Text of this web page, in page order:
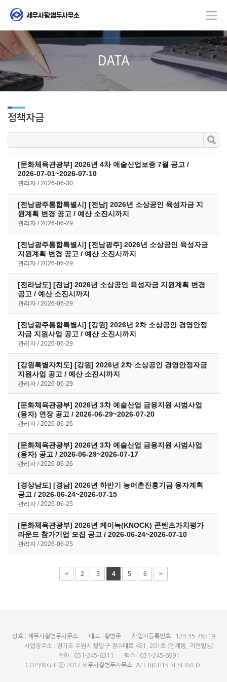
DATA
정책자금
[문화체육관광부] 2026년 4차 예술산업보증 7월 공고 /
2026-07-01~2026-07-10
관리자 2026-06-30
[전남광주통합특별시] [전남] 2026년 소상공인 육성자금 지
원계획 변경 공고 / 예산 소진시까지
관리자 2026-06-29
[전남광주통합특별시] [전남광주] 2026년 소상공인 육성자금
지원계획 변경 공고 / 예산 소진시까지
관리자 2026-06-29
[전라남도] [전남] 2026년 소상공인 육성자금 지원계획 변경
공고 / 예산 소진시까지
관리자 2026-06-29
[전남광주통합특별시] [강원] 2026년 2차 소상공인 경영안정
자금 지원사업 공고 / 예산 소진시까지
관리자 2026-06-29
[강원특별자치도] [강원] 2026년 2차 소상공인 경영안정자금
지원사업 공고 / 예산 소진시까지
관리자 2026-06-29
[문화체육관광부] 2026년 3차 예술산업 금융지원 시범사업
(융자) 연장 공고 / 2026-06-29~2026-07-20
관리자 2026-06-26
[문화체육관광부] 2026년 3차 예술산업 금융지원 시범사업
(융자) 공고 / 2026-06-29~2026-07-17
관리자 2026-06-26
[경상남도] [경남] 2026년 하반기 농어촌진흥기금 융자계획
공고 / 2026-06-24~2026-07-15
관리자 2026-06-25
[문화체육관광부] 2026년 케이녹(KNOCK) 콘텐츠가치평가
라운드 참가기업 모집 공고 / 2026-06-24~2026-07-10
관리자 2026-06-25
< 2 3 4 5 6 >
상호 : 세무사황병두사무소 대표 : 황병두
사업자등록번호 : 124-35-79519
사업장주소 : 경기도 수원시 팔달구 경수대로 481, 201호 (인계동, 지연빌딩)
전화 : 031-245-6311
팩스 : 031-245-6991
COPYRIGHTⓒ 2017 세무사황병두사무소. ALL RIGHTS RESERVED.